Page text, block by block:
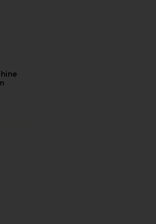
Petite Gentle Detangling Brush Fine